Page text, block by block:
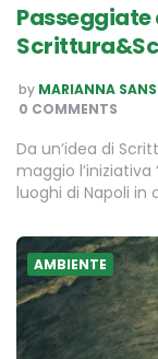
Passeggiate
POSTED
BY
by MARIANNA
0 COMMENTS
Da un’idea di
maggio l’iniziativa
luoghi di Napoli in
AMBIENTE